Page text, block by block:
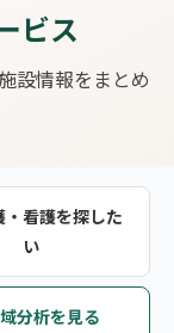
ビス
設情報をまとめ
・看護を探した
い
分析を見る